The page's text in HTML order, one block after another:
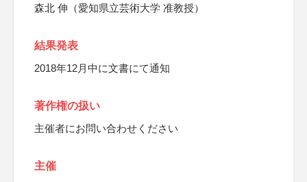
森北 伸（愛知県立芸術大学 准教授）
結果発表
2018年12月中に文書にて通知
著作権の扱い
主催者にお問い合わせください
主催